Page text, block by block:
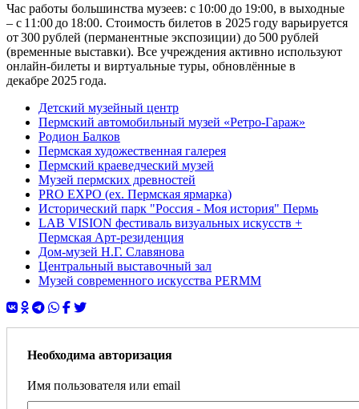
Час работы большинства музеев: с 10:00 до 19:00, в выходные
– с 11:00 до 18:00. Стоимость билетов в 2025 году варьируется
от 300 рублей (перманентные экспозиции) до 500 рублей
(временные выставки). Все учреждения активно используют
онлайн‑билеты и виртуальные туры, обновлённые в
декабре 2025 года.
Детский музейный центр
Пермский автомобильный музей «Ретро-Гараж»
Родион Балков
Пермская художественная галерея
Пермский краеведческий музей
Музей пермских древностей
PRO EXPO (ex. Пермская ярмарка)
Исторический парк "Россия - Моя история" Пермь
LAB VISION фестиваль визуальных искусств +
Пермская Арт-резиденция
Дом-музей Н.Г. Славянова
Центральный выставочный зал
Музей современного искусства PERMM
Необходима авторизация
Имя пользователя или email